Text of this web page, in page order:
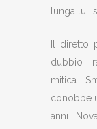
lunga lui,
Il diretto
dubbio
mitica
conobbe
anni